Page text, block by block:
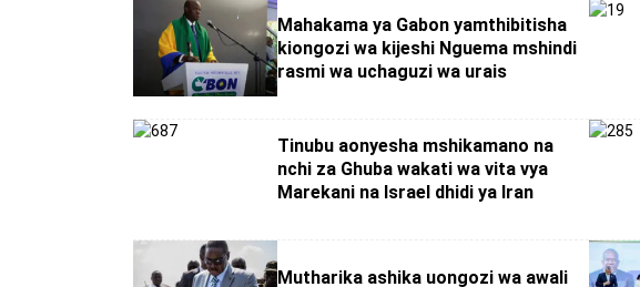
Mahakama ya Gabon yamthibitisha
kiongozi wa kijeshi Nguema mshindi
rasmi wa uchaguzi wa urais
Tinubu aonyesha mshikamano na
nchi za Ghuba wakati wa vita vya
Marekani na Israel dhidi ya Iran
Mutharika ashika uongozi wa awali